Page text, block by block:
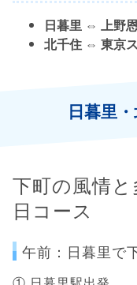
日暮里 ⇔ 上野
北千住 ⇔ 東京
日暮里
下町の風情
日コース
午前：日暮里で